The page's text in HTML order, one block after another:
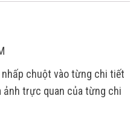
chuột vào từng chi tiết
ảnh trực quan của từng chi